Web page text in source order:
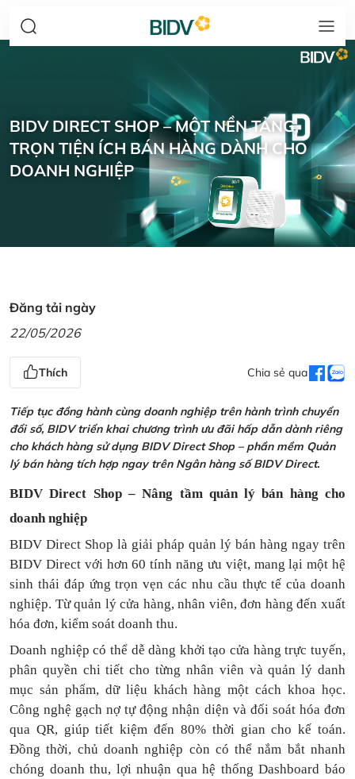
BIDV DIRECT SHOP – MỘT NỀN TẢNG,
TRỌN TIỆN ÍCH BÁN HÀNG DÀNH CHO
DOANH NGHIỆP
Đăng tải ngày
22/05/2026
Thích Chia sẻ qua
Tiếp tục đồng hành cùng doanh nghiệp trên hành trình chuyển
đổi số, BIDV triển khai chương trình ưu đãi hấp dẫn dành riêng
cho khách hàng sử dụng BIDV Direct Shop – phần mềm Quản
lý bán hàng tích hợp ngay trên Ngân hàng số BIDV Direct.
BIDV Direct Shop – Nâng tầm quản lý bán hàng cho
doanh nghiệp
BIDV Direct Shop là giải pháp quản lý bán hàng ngay trên
BIDV Direct với hơn 60 tính năng ưu việt, mang lại một hệ
sinh thái đáp ứng trọn vẹn các nhu cầu thực tế của doanh
nghiệp. Từ quản lý cửa hàng, nhân viên, đơn hàng đến xuất
hóa đơn, kiểm soát doanh thu.
Doanh nghiệp có thể dễ dàng khởi tạo cửa hàng trực tuyến,
phân quyền chi tiết cho từng nhân viên và quản lý danh
mục sản phẩm, dữ liệu khách hàng một cách khoa học.
Công nghệ gạch nợ tự động nhận diện và đối soát hóa đơn
qua QR, giúp tiết kiệm đến 80% thời gian cho kế toán.
Đồng thời, chủ doanh nghiệp còn có thể nắm bắt nhanh
chóng doanh thu, lợi nhuận qua hệ thống Dashboard báo